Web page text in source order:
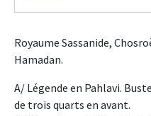
Royaume Sassanide,
Hamadan.
A/ Légende en Pahlavi.
de trois quarts en avant.